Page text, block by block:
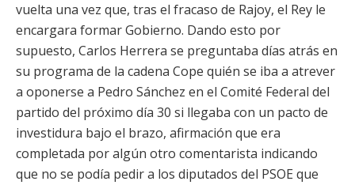
vuelta una vez que, tras el fracaso de Rajoy, el Rey le
encargara formar Gobierno. Dando esto por
supuesto, Carlos Herrera se preguntaba días atrás en
su programa de la cadena Cope quién se iba a atrever
a oponerse a Pedro Sánchez en el Comité Federal del
partido del próximo día 30 si llegaba con un pacto de
investidura bajo el brazo, afirmación que era
completada por algún otro comentarista indicando
que no se podía pedir a los diputados del PSOE que